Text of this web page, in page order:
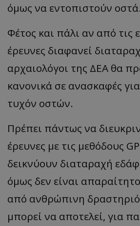
όμως να εντοπιστούν οστά.
Φέτος και πάλι αν από τις
έρευνες διαφανεί
αρχαιολόγοι της ΔΕΑ θα
κανονικά σε ανασκαφές
τυχόν οστών.
Πρέπει πάντως να
έρευνες με τις μεθόδους
δεικνύουν διαταραχή
όμως δεν είναι
από ανθρώπινη
μπορεί να αποτελεί, για